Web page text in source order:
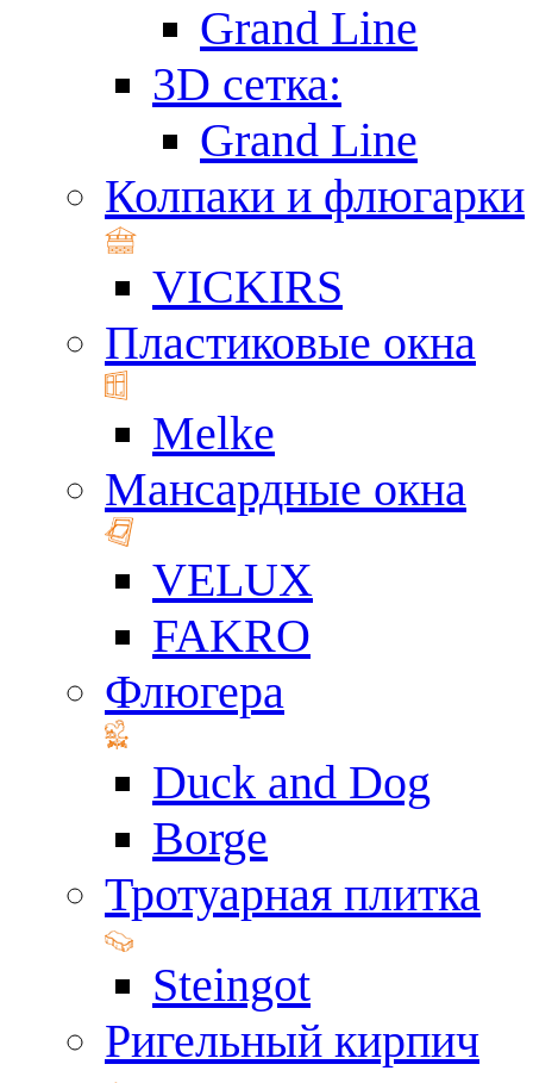
Grand Line
3D сетка:
Grand Line
Колпаки и флюгарки
VICKIRS
Пластиковые окна
Melke
Мансардные окна
VELUX
FAKRO
Флюгера
Duck and Dog
Borge
Тротуарная плитка
Steingot
Ригельный кирпич